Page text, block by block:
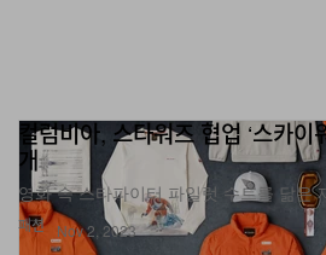
패션
컬럼비아, 스타워즈 협업 ‘스카이
개
영화 속 스타파이터 파일럿 수트를 닮은
Nov 2, 2023